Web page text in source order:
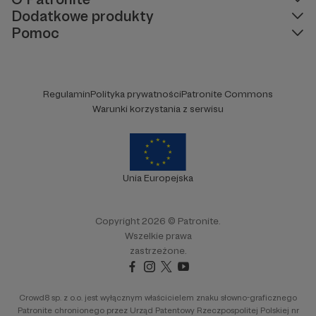
Dodatkowe produkty
Pomoc
RegulaminPolityka prywatnościPatronite Commons
Warunki korzystania z serwisu
Unia Europejska
Copyright 2026 © Patronite.
Wszelkie prawa
zastrzeżone.
Crowd8 sp. z o.o. jest wyłącznym właścicielem znaku słowno-graficznego
Patronite chronionego przez Urząd Patentowy Rzeczpospolitej Polskiej nr